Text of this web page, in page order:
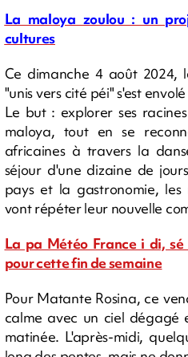
La maloya zoulou : un
cultures
Ce dimanche 4 août 2024,
"unis vers cité péi" s'est
Le but : explorer ses
maloya, tout en se
africaines à travers la
séjour d'une dizaine de
pays et la gastronomie, les
vont répéter leur nouvelle
La pa Météo France i di,
pour cette fin de semaine
Pour Matante Rosina, ce
calme avec un ciel dégagé
matinée. L'après-midi,